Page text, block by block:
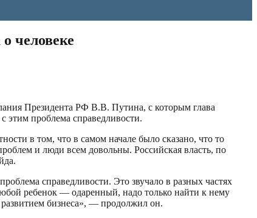
человеке
Президента РФ В.В. Путина, с которым глава
этим проблема справедливости.
в том, что в самом начале было сказано, что то
и люди всем довольны. Российская власть, по
справедливости. Это звучало в разных частях
ребенок — одаренный, надо только найти к нему
развитием бизнеса», — продолжил он.